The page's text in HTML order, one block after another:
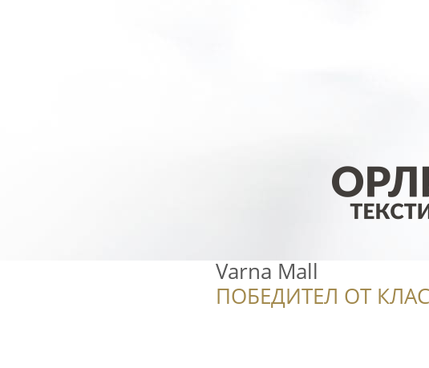
Varna Mall
ПОБЕДИТЕЛ ОТ